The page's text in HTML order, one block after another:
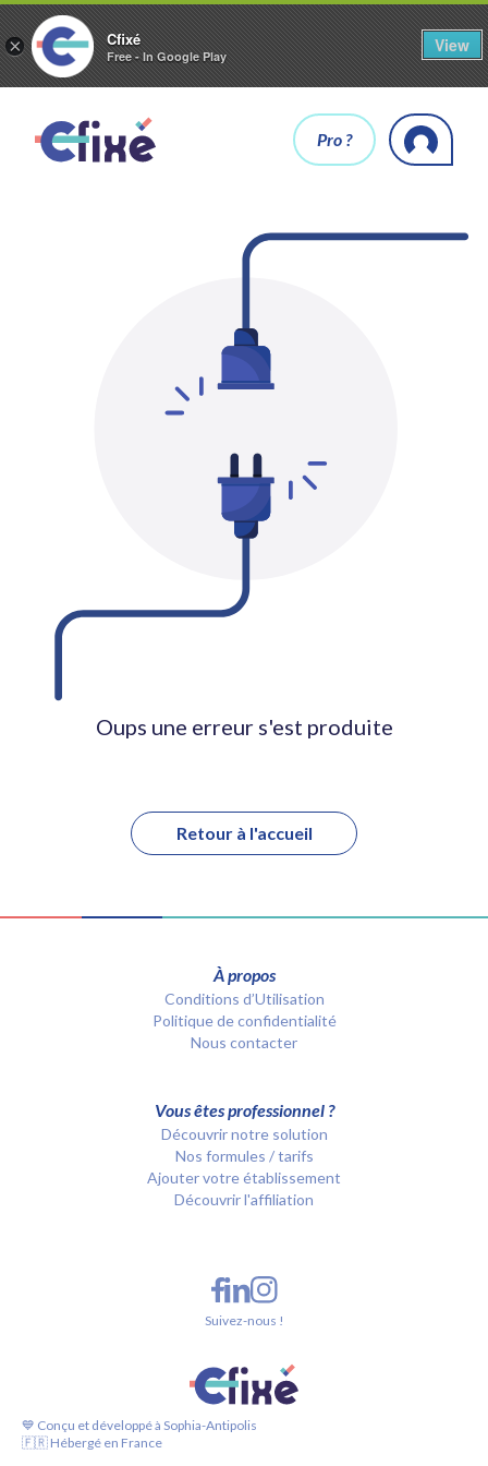
× Cfixé
Free - In Google Play
View
Pro ?
Oups une erreur s'est produite
Retour à l'accueil
À propos
Conditions d’Utilisation
Politique de confidentialité
Nous contacter
Vous êtes professionnel ?
Découvrir notre solution
Nos formules / tarifs
Ajouter votre établissement
Découvrir l'affiliation
💙 Conçu et développé à Sophia-Antipolis
🇫🇷 Hébergé en France
Suivez-nous !